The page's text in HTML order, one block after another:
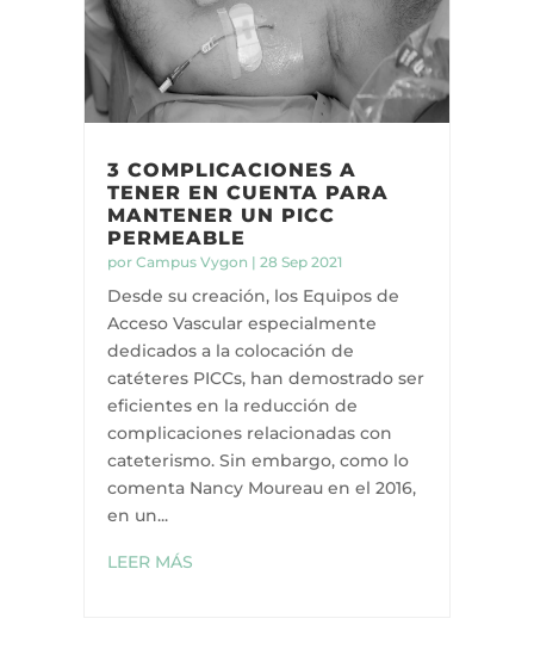
3 COMPLICACIONES A
TENER EN CUENTA PARA
MANTENER UN PICC
PERMEABLE
por Campus Vygon | 28 Sep 2021
Desde su creación, los Equipos de
Acceso Vascular especialmente
dedicados a la colocación de
catéteres PICCs, han demostrado ser
eficientes en la reducción de
complicaciones relacionadas con
cateterismo. Sin embargo, como lo
comenta Nancy Moureau en el 2016,
en un...
LEER MÁS